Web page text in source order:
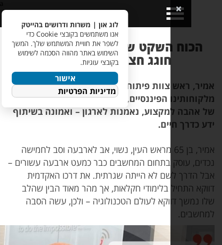
Open
השקט של המיינפריים: אמיר
חוגג חצי יובל בלוג-און
צוות פיתוח בשפת קובול אצל אחד
מלקוחותינו הפיננסיים, חוגג 25 שנה בלוג-און. סיפור
למקצוע, נאמנות לארגון – ואמונה בשיתוף
חיים.
אמיר, בן 65 מראש העין, נשוי, אב לארבעה וסב לחמישה
עוסק בתחום המחשבים כבר כמעט ארבעה עשורים –
לשם לא הייתה שגרתית. את דרכו האקדמית
בלימודי חקלאות, אך מהר מאוד הבין שהלב
דווקא לעולם הטכנולוגיה – ולכן, עשה הסבה
לוג און | משרות ודרושים בהייטק
אנו משתמשים בקובצי Cookie כדי
לשפר את חוויית המשתמש שלך. המשך
השימוש באתר מהווה הסכמה לשימוש
בקובצי עוגיות.
מדיניות הפרטיות